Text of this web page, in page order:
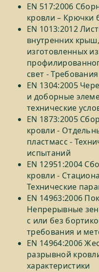
EN 517:2006
кровли – Крючки
EN 1013:2012
внутренних
изготовленных
свет -
EN 1304:2005
и доборные
технические
EN 1873:2005
кровли -
пластмасс -
испытаний
EN 12951:2004
кровли -
Технические
EN 14963:2006
Непрерывные
с или без
требования и
EN 14964:2006
разрывной
характеристики